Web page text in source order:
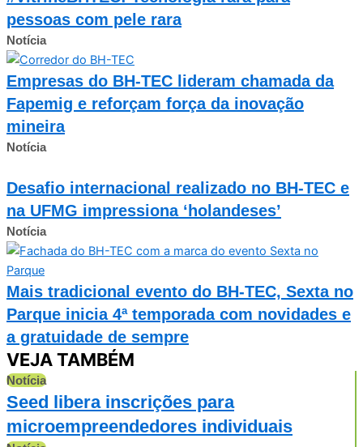
pessoas com pele rara
Notícia
Empresas do BH-TEC lideram chamada da
Fapemig e reforçam força da inovação
mineira
Notícia
Desafio internacional realizado no BH-TEC e
na UFMG impressiona ‘holandeses’
Notícia
Mais tradicional evento do BH-TEC, Sexta no
Parque inicia 4ª temporada com novidades e
a gratuidade de sempre
VEJA TAMBÉM
Notícia
Seed libera inscrições para
microempreendedores individuais